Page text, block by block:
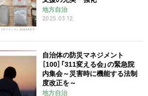
地方自治
2025.03.12
自治体の防災マネジメント
［100］「311変える会」の緊急院
内集会～災害時に機能する法制
度改正を～
地方自治